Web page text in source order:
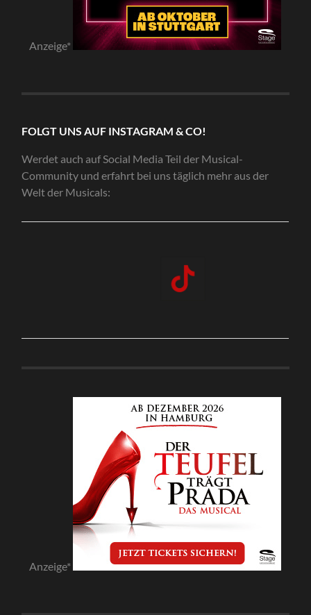
Anzeige*
FOLGT UNS AUF INSTAGRAM & CO!
Werdet auch auf Social Media Teil der Musical-
Community und erfahrt bei uns täglich mehr aus der
Welt der Musicals:
Anzeige*